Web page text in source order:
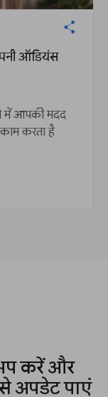
ऑडियंस
में आपकी मदद
करता है
करें और
अपडेट पाएं